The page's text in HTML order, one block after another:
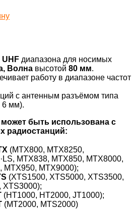
UHF диапазона для носимых
Волна высотой 80 мм.
работу в диапазоне частот
с антенным разъёмом типа
6 мм).
может быть использована с
радиостанций:
(MTX800, MTX8250,
MTX838, MTX850, MTX8000,
MTX950, MTX9000);
(XTS1500, XTS5000, XTS3500,
XTS3000);
(HT1000, HT2000, JT1000);
(MT2000, MTS2000)